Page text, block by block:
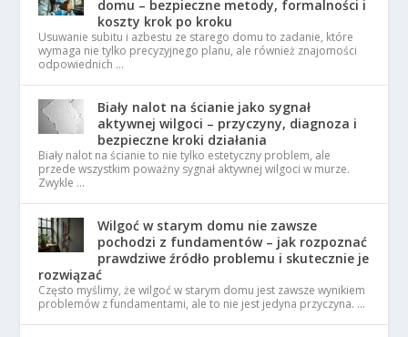
domu – bezpieczne metody, formalności i
koszty krok po kroku
Usuwanie subitu i azbestu ze starego domu to zadanie, które
wymaga nie tylko precyzyjnego planu, ale również znajomości
odpowiednich …
Biały nalot na ścianie jako sygnał
aktywnej wilgoci – przyczyny, diagnoza i
bezpieczne kroki działania
Biały nalot na ścianie to nie tylko estetyczny problem, ale
przede wszystkim poważny sygnał aktywnej wilgoci w murze.
Zwykle …
Wilgoć w starym domu nie zawsze
pochodzi z fundamentów – jak rozpoznać
prawdziwe źródło problemu i skutecznie je
rozwiązać
Często myślimy, że wilgoć w starym domu jest zawsze wynikiem
problemów z fundamentami, ale to nie jest jedyna przyczyna. …